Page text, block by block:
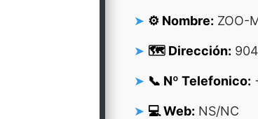
⚙️ Nombre: ZOO-
🗺️ Dirección:
📞 Nº Telefonico:
💻 Web: NS/NC